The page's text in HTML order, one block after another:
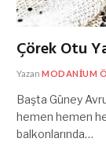
Çörek Otu
Yazan MODANIUM
Başta Güney
hemen hemen
balkonlarında…